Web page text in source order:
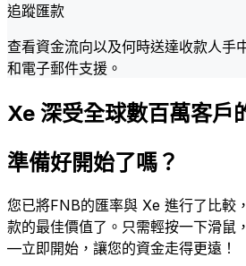
追蹤匯款
查看資金流向以及何時送達收款人手
和電子郵件支援。
Xe 深受全球數百萬客戶
準備好開始了嗎？
您已將FNB的匯率與 Xe 進行了比較
款的最佳價值了。只需輕按一下滑鼠
—立即開始，讓您的資金走得更遠！